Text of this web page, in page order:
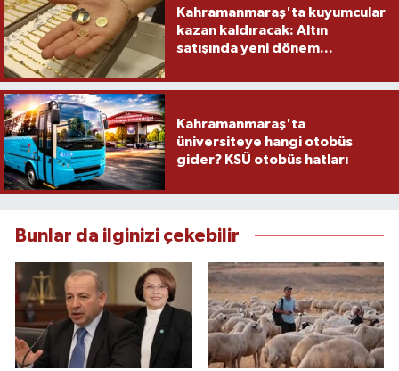
Kahramanmaraş'ta kuyumcular
kazan kaldıracak: Altın
satışında yeni dönem...
Kahramanmaraş'ta
üniversiteye hangi otobüs
gider? KSÜ otobüs hatları
Bunlar da ilginizi çekebilir